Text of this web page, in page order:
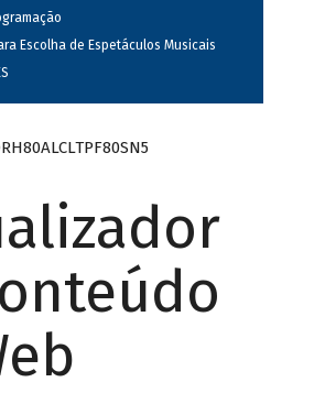
Escolha de Espetáculos Musicais